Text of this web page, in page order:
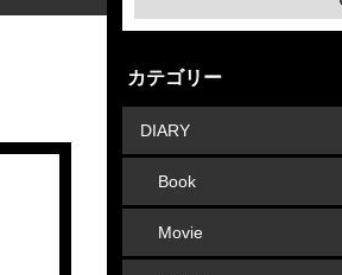
カテゴリー
DIARY
Book
Movie